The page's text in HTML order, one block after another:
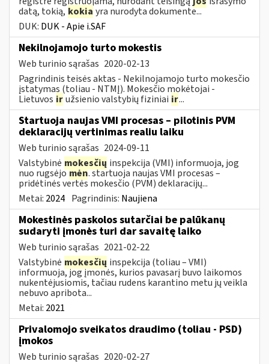
datą, tokią, kokia yra nurodyta dokumente...
DUK: DUK - Apie i.SAF
Nekilnojamojo turto mokestis
Web turinio sąrašas 2020-02-13
Pagrindinis teisės aktas - Nekilnojamojo turto mokesčio
įstatymas (toliau - NTMĮ). Mokesčio mokėtojai -
Lietuvos iružsienio valstybių fiziniai ir...
Startuoja naujas VMI procesas – pilotinis PVM
deklaracijų vertinimas realiu laiku
Web turinio sąrašas 2024-09-11
Valstybinė mokesčių inspekcija (VMI) informuoja, jog
nuo rugsėjomėn. startuoja naujas VMI procesas –
pridėtinės vertės mokesčio (PVM) deklaracijų...
Metai: 2024 Pagrindinis: Naujiena
Mokestinės paskolos sutarčiai be palūkanų
sudaryti įmonės turi dar savaitę laiko
Web turinio sąrašas 2021-02-22
Valstybinė mokesčių inspekcija (toliau – VMI)
informuoja, jog įmonės, kurios pavasarį buvo laikomos
nukentėjusiomis, tačiau rudens karantino metu jų veikla
nebuvo apribota...
Metai: 2021
Privalomojo sveikatos draudimo (toliau - PSD)
įmokos
Web turinio sąrašas 2020-02-27